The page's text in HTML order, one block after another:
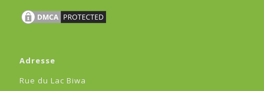
Adresse
Rue du Lac Biwa